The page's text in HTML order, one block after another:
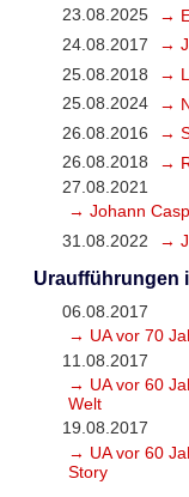
23.08.2025
→
24.08.2017
→
25.08.2018
→
25.08.2024
→
26.08.2016
→
26.08.2018
→
27.08.2021
→ Johann
31.08.2022
→
Uraufführungen
06.08.2017
→ UA vor 70
11.08.2017
→ UA vor 60
Welt
19.08.2017
→ UA vor 60
Story